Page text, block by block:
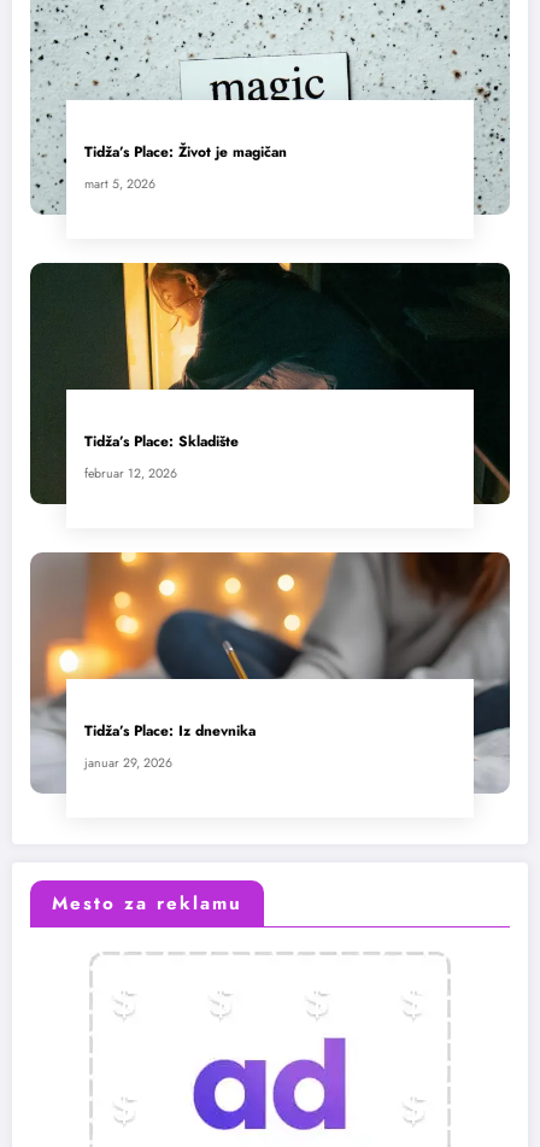
Tidža’s Place: Život je magičan
mart 5, 2026
Tidža’s Place: Skladište
februar 12, 2026
Tidža’s Place: Iz dnevnika
januar 29, 2026
Mesto za reklamu